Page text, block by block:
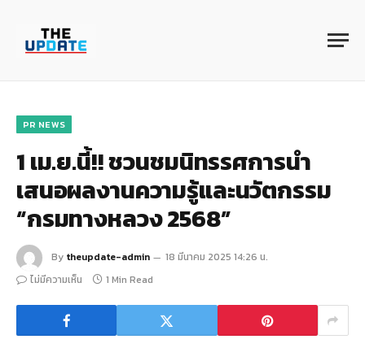
PR NEWS
1 เม.ย.นี้!! ชวนชมนิทรรศการนำ
เสนอผลงานความรู้และนวัตกรรม
“กรมทางหลวง 2568”
By theupdate-admin
18 มีนาคม 2025 14:26 น.
ไม่มีความเห็น
1 Min Read